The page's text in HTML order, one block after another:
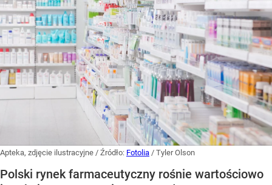
Apteka, zdjęcie ilustracyjne / Źródło: Fotolia / Tyler Olson
Polski rynek farmaceutyczny rośnie wartościowo